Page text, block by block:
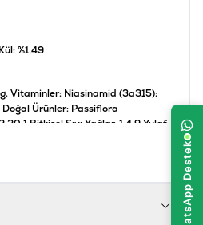
%1,49
Vitaminler: Niasinamid (3a315):
Ürünler: Passiflora
Bitkisel Sıvı Yağlar, 1.4.9 Yulaf
İşlenmiş Ürünleri (Papatya
eklenerek kullanılır. Gerekli
veriniz. Kedinizin su kabında